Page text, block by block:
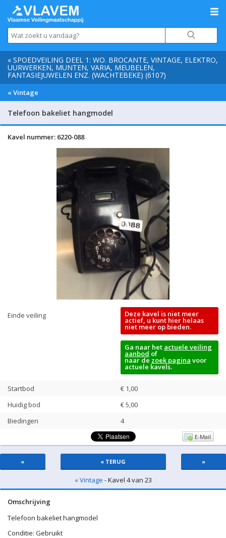
« SPOEDVEILING DEEL 1: WO. BROCANTE, VINTAGE, ELEKTRO,
UURWERKEN, MUNTEN, VARIA, MEUBELEN,
FANTASIEJUWELEN ENZ. (WACHTEBEKE) (6107)
« Vintage
Telefoon bakeliet hangmodel
Kavel nummer: 6220-088
Einde veiling Deze kavel is niet meer
actief, u kunt hier helaas
niet meer op bieden.
Ga naar het actuele veiling
aanbod of
naar de zoek pagina voor
actuele kavels.
Startbod
€ 1,00
Huidig bod
€5,00
Biedingen
4
E-Mail
« « TERUG »
« Vintage - Kavel 4 van 23
Omschrijving
Telefoon bakeliet hangmodel
Conditie: Gebruikt